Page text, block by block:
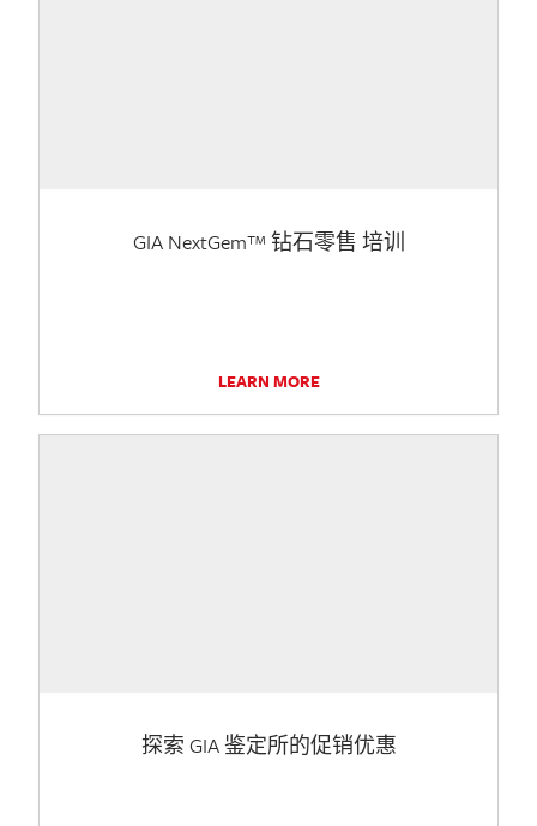
GIA NextGem™ 钻石零售 培训
LEARN MORE
探索 GIA 鉴定所的促销优惠